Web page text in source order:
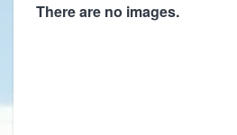
There are no images.